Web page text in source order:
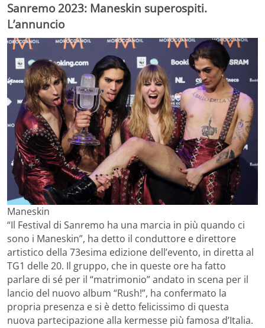
Sanremo 2023: Maneskin superospiti.
L’annuncio
Maneskin
“Il Festival di Sanremo ha una marcia in più quando ci
sono i Maneskin”, ha detto il conduttore e direttore
artistico della 73esima edizione dell’evento, in diretta al
TG1 delle 20. Il gruppo, che in queste ore ha fatto
parlare di sé per il “matrimonio” andato in scena per il
lancio del nuovo album “Rush!”, ha confermato la
propria presenza e si è detto felicissimo di questa
nuova partecipazione alla kermesse più famosa d’Italia.